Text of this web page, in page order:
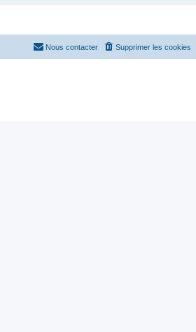
Supprimer les cookies
Nous contacter